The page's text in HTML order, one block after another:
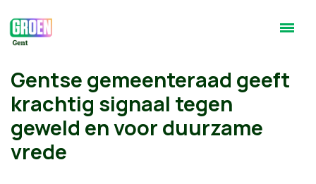
Gentse gemeenteraad geeft
krachtig signaal tegen
geweld en voor duurzame
vrede